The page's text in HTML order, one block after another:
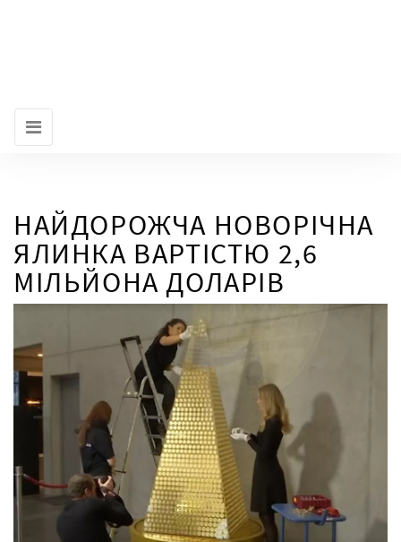
НАЙДОРОЖЧА НОВОРІЧНА
ЯЛИНКА ВАРТІСТЮ 2,6
МІЛЬЙОНА ДОЛАРІВ